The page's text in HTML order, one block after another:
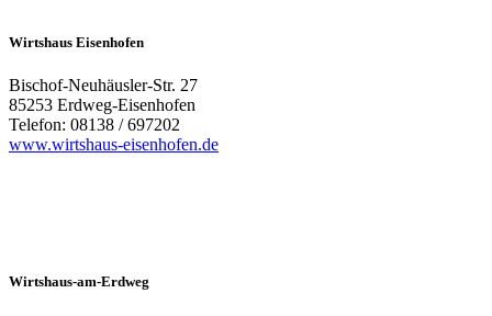
Wirtshaus Eisenhofen
Bischof-Neuhäusler-Str. 27
85253 Erdweg-Eisenhofen
Telefon: 08138 / 697202
www.wirtshaus-eisenhofen.de
Wirtshaus-am-Erdweg